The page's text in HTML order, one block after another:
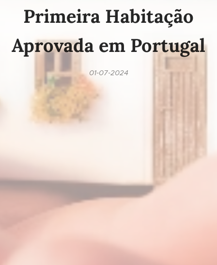
Primeira Habitação
Aprovada em Portugal
01-07-2024